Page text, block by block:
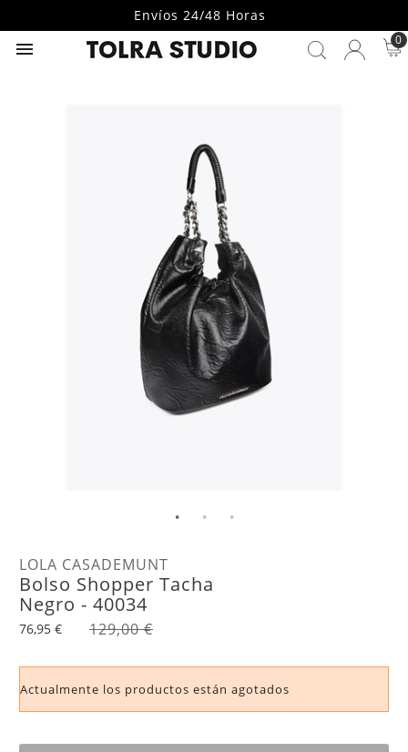
Envíos 24/48 Horas
 0
LOLA CASADEMUNT
Bolso Shopper Tacha
Negro - 40034
76,95 € 129,00 €
Actualmente los productos están agotados